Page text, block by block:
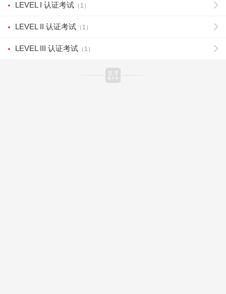
LEVEL I 认证考试 （1）
LEVEL II 认证考试 （1）
LEVEL III 认证考试 （1）